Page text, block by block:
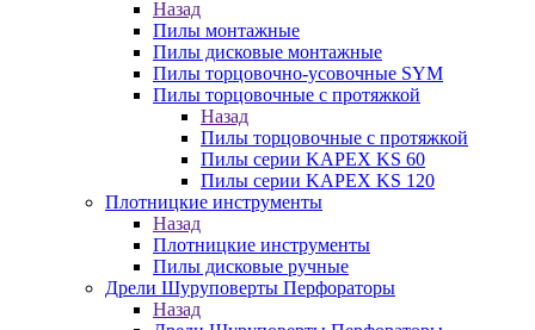
Назад
Пилы монтажные
Пилы дисковые монтажные
Пилы торцовочно-усовочные SYM
Пилы торцовочные с протяжкой
Назад
Пилы торцовочные с протяжкой
Пилы серии KAPEX KS 60
Пилы серии KAPEX KS 120
Плотницкие инструменты
Назад
Плотницкие инструменты
Пилы дисковые ручные
Дрели Шуруповерты Перфораторы
Назад